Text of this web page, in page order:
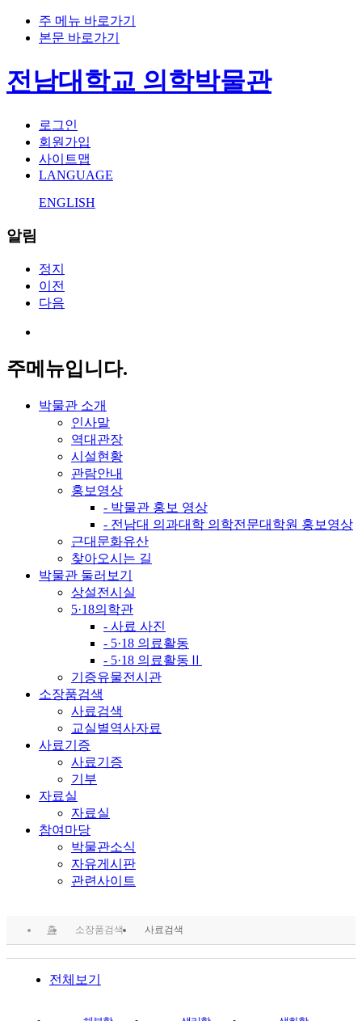
주 메뉴 바로가기
본문 바로가기
전남대학교 의학박물관
로그인
회원가입
사이트맵
LANGUAGE
ENGLISH
알림
정지
이전
다음
주메뉴입니다.
박물관 소개
인사말
역대관장
시설현황
관람안내
홍보영상
- 박물관 홍보 영상
- 전남대 의과대학 의학전문대학원 홍보영상
근대문화유산
찾아오시는 길
박물관 둘러보기
상설전시실
5·18의학관
- 사료 사진
- 5·18 의료활동
- 5·18 의료활동Ⅱ
기증유물전시관
소장품검색
사료검색
교실별역사자료
사료기증
사료기증
기부
자료실
자료실
참여마당
박물관소식
자유게시판
관련사이트
홈 소장품검색 사료검색
전체보기